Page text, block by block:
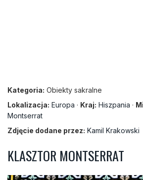
Kategoria: Obiekty sakralne
Lokalizacja: Europa · Kraj: Hiszpania ·
Montserrat
Zdjęcie dodane przez: Kamil Krakowski
KLASZTOR MONTSERRAT